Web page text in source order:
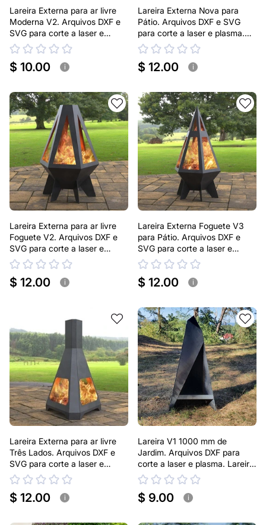
Lareira Externa para ar livre
Moderna V2. Arquivos DXF e
SVG para corte a laser e
plasma. Lareira tipo Chaminea
$ 10.00 i
Lareira Externa Nova para
Pátio. Arquivos DXF e SVG
para corte a laser e plasma.
Lareira tipo Chaminea
$ 12.00 i
Lareira Externa para ar livre
Foguete V2. Arquivos DXF e
SVG para corte a laser e
plasma. Lareira tipo Chaminea
$ 12.00 i
Lareira Externa Foguete V3
para Pátio. Arquivos DXF e
SVG para corte a laser e
plasma. Lareira tipo Chaminea
$ 12.00 i
Lareira Externa para ar livre
Três Lados. Arquivos DXF e
SVG para corte a laser e
plasma. Lareira tipo Chaminea
$ 12.00 i
Lareira V1 1000 mm de
Jardim. Arquivos DXF para
corte a laser e plasma. Lareira
Externa Pirâmide
$ 9.00 i